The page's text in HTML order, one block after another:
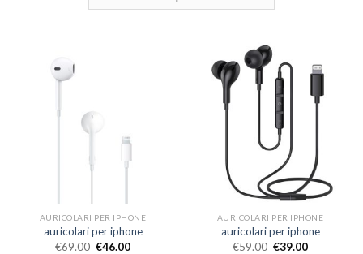
AURICOLARI PER IPHONE
auricolari per iphone
€69.00 €46.00
AURICOLARI PER IPHONE
auricolari per iphone
€59.00 €39.00